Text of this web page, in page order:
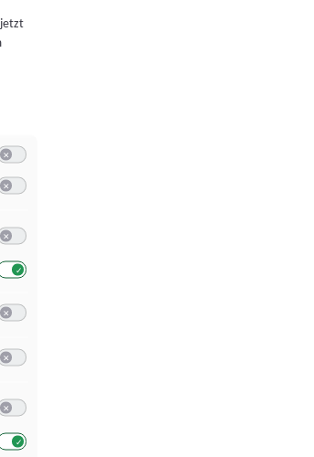
jetzt
von oder Zugriff auf Informationen auf einem Endgerät
reduzierter Daten zur Auswahl von Werbeanzeigen
von Profilen für personalisierte Werbung
von Profilen zur Auswahl personalisierter Werbung
der Werbeleistung